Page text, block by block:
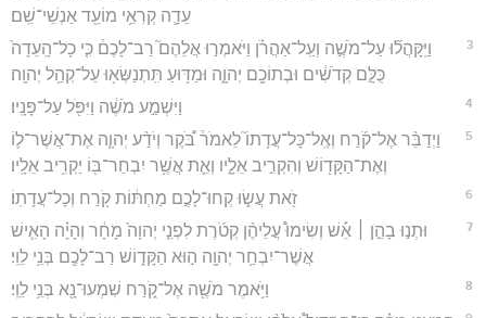
עֵדָ֛ה קְרִאֵ֥י מוֹעֵ֖ד אַנְשֵׁי־שֵֽׁם׃
3
וַיִּֽקָּהֲל֞וּ עַל־מֹשֶׁ֣ה וְעַֽל־אַהֲרֹ֗ן וַיֹּאמְר֣וּ אֲלֵהֶם֮ רַב־לָכֶם֒ כִּ֤י כָל־הָֽעֵדָה֙
כֻּלָּ֣ם קְדֹשִׁ֔ים וּבְתוֹכָ֖ם יְהוָ֑ה וּמַדּ֥וּעַ תִּֽתְנַשְּׂא֖וּ עַל־קְהַ֥ל יְהוָֽה׃
4 וַיִּשְׁמַ֣ע מֹשֶׁ֔ה וַיִּפֹּ֖ל עַל־פָּנָֽיו׃
5
וַיְדַבֵּ֨ר אֶל־קֹ֜רַח וְאֶֽל־כָּל־עֲדָתוֹ֮ לֵאמֹר֒ בֹּ֠קֶר וְיֹדַ֨ע יְהוָ֧ה אֶת־אֲשֶׁר־ל֛וֹ
וְאֶת־הַקָּד֖וֹשׁ וְהִקְרִ֣יב אֵלָ֑יו וְאֵ֛ת אֲשֶׁ֥ר יִבְחַר־בּ֖וֹ יַקְרִ֥יב אֵלָֽיו׃
6 זֹ֖את עֲשׂ֑וּ קְחוּ־לָכֶ֣ם מַחְתּ֔וֹת קֹ֖רַח וְכָל־עֲדָתֽוֹ׃
7
וּתְנ֣וּ בָהֵ֣ן ׀ אֵ֡שׁ וְשִׂימוּ֩ עֲלֵיהֶ֨ן קְטֹ֜רֶת לִפְנֵ֤י יְהוָה֙ מָחָ֔ר וְהָיָ֗ה הָאִ֛ישׁ
אֲשֶׁר־יִבְחַ֥ר יְהוָ֖ה ה֣וּא הַקָּד֑וֹשׁ רַב־לָכֶ֖ם בְּנֵ֥י לֵוִֽי׃
8 וַיֹּ֥אמֶר מֹשֶׁ֖ה אֶל־קֹ֑רַח שִׁמְעוּ־נָ֖א בְּנֵ֥י לֵוִֽי׃